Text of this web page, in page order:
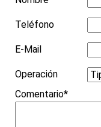
Teléfono
E-Mail
Operación
Comentario*